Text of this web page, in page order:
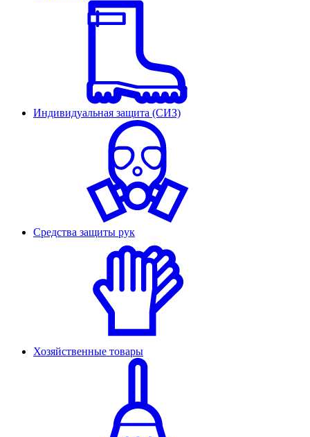
Индивидуальная защита (СИЗ)
Средства защиты рук
Хозяйственные товары